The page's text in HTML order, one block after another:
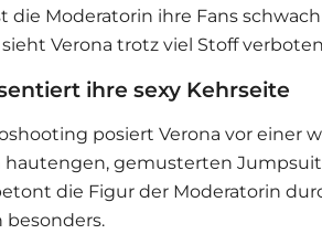
die Moderatorin ihre Fans
Verona trotz viel Stoff
ihre sexy Kehrseite
posiert Verona vor einer
hautengen, gemusterten
die Figur der Moderatorin
besonders.